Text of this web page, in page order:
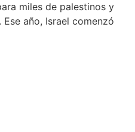
miles de palestinos y
año, Israel comenzó